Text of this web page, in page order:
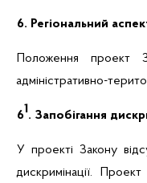
6. Регіональний
Положення проект
адміністративно-
61 . Запобігання
У проекті Закону
дискримінації.